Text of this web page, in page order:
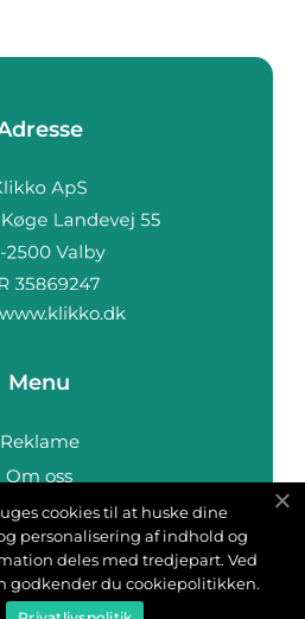
www.klikko.dk
Menu
Reklame
Om oss
Cookies
Oss
Sitemap
cookies til at huske dine
personalisering af indhold og
deles med tredjepart. Ved
godkender du cookiepolitikken.